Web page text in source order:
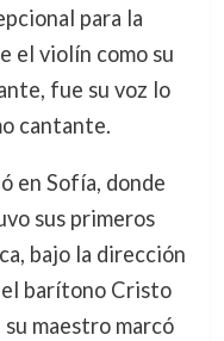
para la
el violín como su
fue su voz lo
cantante.
en Sofía, donde
sus primeros
bajo la dirección
barítono Cristo
maestro marcó